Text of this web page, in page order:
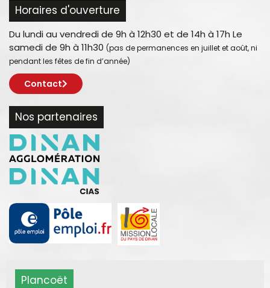
Horaires d'ouverture
Du lundi au vendredi de 9h à 12h30 et de 14h à 17h Le
samedi de 9h à 11h30 (pas de permanences en juillet et août, ni
pendant les fêtes de fin d’année)
Contact
Nos partenaires
Plancoët